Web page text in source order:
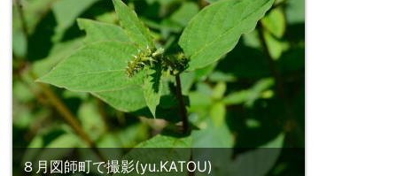
８月図師町で撮影(yu.KATOU)